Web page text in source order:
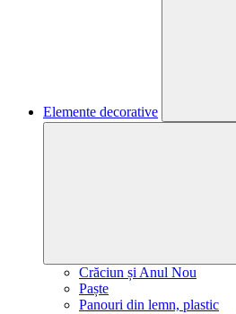
Elemente decorative
Crăciun și Anul Nou
Paște
Panouri din lemn, plastic